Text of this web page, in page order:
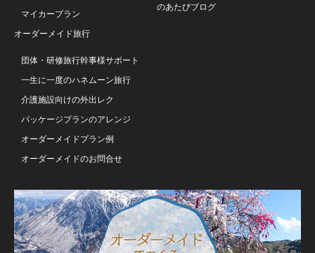
マイカープラン
オーダーメイド旅行
団体・研修旅行幹事様サポート
一生に一度のハネムーン旅行
介護施設向けの外出レク
パッケージプランのアレンジ
オーダーメイドプラン例
オーダーメイドのお問合せ
のあたびブログ